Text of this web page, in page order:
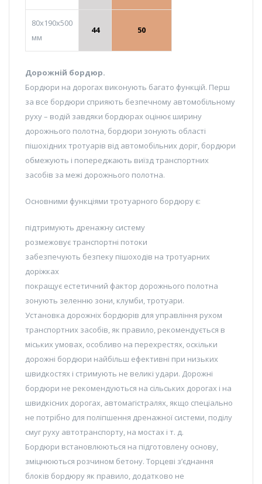
80х190х500
мм
44 50
Дорожній бордюр.
Бордюри на дорогах виконують багато функцій. Перш
за все бордюри сприяють безпечному автомобільному
руху – водій завдяки бордюрах оцінює ширину
дорожнього полотна, бордюри зонують області
пішохідних тротуарів від автомобільних доріг, бордюри
обмежують і попереджають виїзд транспортних
засобів за межі дорожнього полотна.
Основними функціями тротуарного бордюру є:
підтримують дренажну систему
розмежовує транспортні потоки
забезпечують безпеку пішоходів на тротуарних
доріжках
покращує естетичний фактор дорожнього полотна
зонують зеленню зони, клумби, тротуари.
Установка дорожніх бордюрів для управління рухом
транспортних засобів, як правило, рекомендується в
міських умовах, особливо на перехрестях, оскільки
дорожні бордюри найбільш ефективні при низьких
швидкостях і стримують не великі удари. Дорожні
бордюри не рекомендуються на сільських дорогах і на
швидкісних дорогах, автомагістралях, якщо спеціально
не потрібно для поліпшення дренажної системи, поділу
смуг руху автотранспорту, на мостах і т. д.
Бордюри встановлюються на підготовлену основу,
зміцнюються розчином бетону. Торцеві з’єднання
блоків бордюру як правило, додатково не